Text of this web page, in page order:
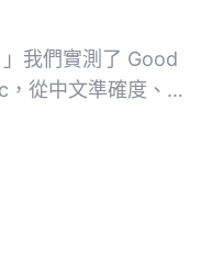
我們實測了 Good
從中文準確度、AI